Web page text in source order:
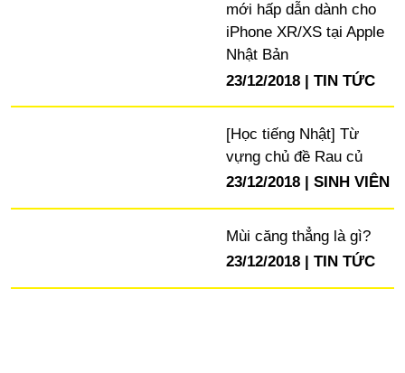
mới hấp dẫn dành cho
iPhone XR/XS tại Apple
Nhật Bản
23/12/2018
TIN TỨC
[Học tiếng Nhật] Từ
vựng chủ đề Rau củ
23/12/2018
SINH VIÊN
Mùi căng thẳng là gì?
23/12/2018
TIN TỨC